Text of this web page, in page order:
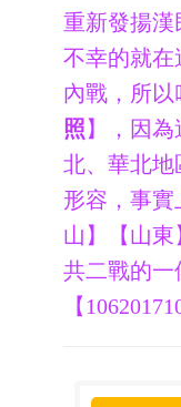
重新發揚漢
不幸的就在
內戰，所以
照】，因
北、華北地
形容，事
山】【山東
共二戰的一
【